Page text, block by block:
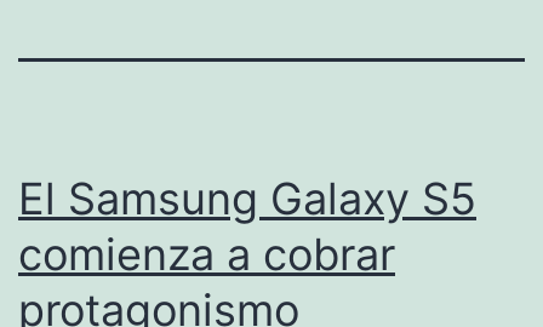
El Samsung Galaxy S5
comienza a cobrar
protagonismo